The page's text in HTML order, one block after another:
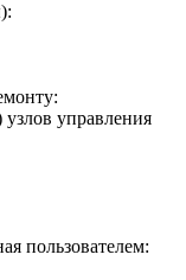
управления
пользователем: